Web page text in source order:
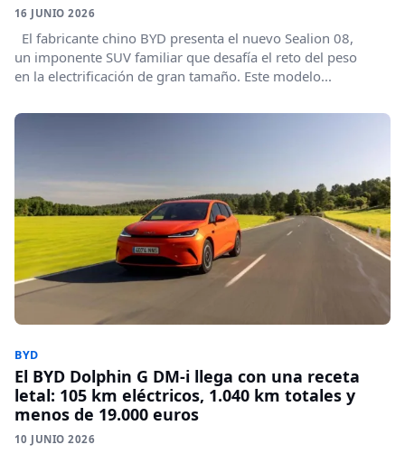
16 JUNIO 2026
El fabricante chino BYD presenta el nuevo Sealion 08,
un imponente SUV familiar que desafía el reto del peso
en la electrificación de gran tamaño. Este modelo...
BYD
El BYD Dolphin G DM-i llega con una receta
letal: 105 km eléctricos, 1.040 km totales y
menos de 19.000 euros
10 JUNIO 2026